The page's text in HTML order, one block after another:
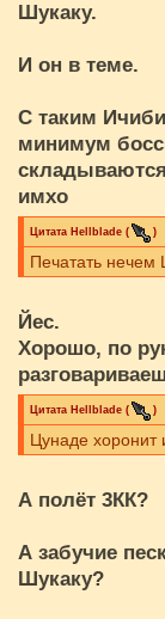
Шукаку.
И он в теме.
С таким
минимум
имхо
Цитата Hellblade ( )
Печатать нечем
Йес.
Хорошо, по
Цитата Hellblade ( )
Цунаде хоронит
А полёт 3КК?
А забучие
Шукаку?